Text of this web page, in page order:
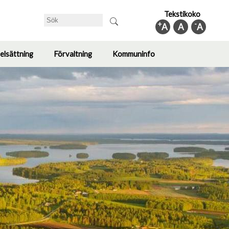
Sök Tekstikoko
-A
A
+A
Toggle
submenu
Förvaltning
Toggle
submenu
Kommuninfo
Toggle
submenu